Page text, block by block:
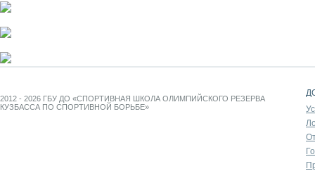
2012 - 2026 ГБУ ДО «СПОРТИВНАЯ ШКОЛА ОЛИМПИЙСКОГО РЕЗЕРВА
КУЗБАССА ПО СПОРТИВНОЙ БОРЬБЕ»